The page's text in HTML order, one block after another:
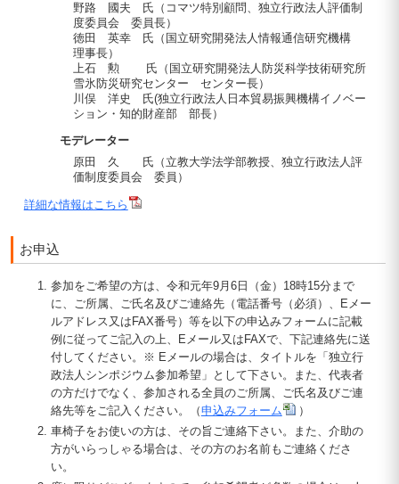
野路 國夫 氏（コマツ特別顧問、独立行政法人評価制
度委員会 委員長）
徳田 英幸 氏（国立研究開発法人情報通信研究機構
理事長）
上石 勲 氏（国立研究開発法人防災科学技術研究所
雪氷防災研究センター センター長）
川俣 洋史 氏(独立行政法人日本貿易振興機構イノベー
ション・知的財産部 部長）
モデレーター
原田 久 氏（立教大学法学部教授、独立行政法人評
価制度委員会 委員）
詳細な情報はこちら
お申込
参加をご希望の方は、令和元年9月6日（金）18時15分まで
に、ご所属、ご氏名及びご連絡先（電話番号（必須）、Eメー
ルアドレス又はFAX番号）等を以下の申込みフォームに記載
例に従ってご記入の上、Eメール又はFAXで、下記連絡先に送
付してください。※ Eメールの場合は、タイトルを「独立行
政法人シンポジウム参加希望」として下さい。また、代表者
の方だけでなく、参加される全員のご所属、ご氏名及びご連
絡先等をご記入ください。（申込みフォーム
）
車椅子をお使いの方は、その旨ご連絡下さい。また、介助の
方がいらっしゃる場合は、その方のお名前もご連絡くださ
い。